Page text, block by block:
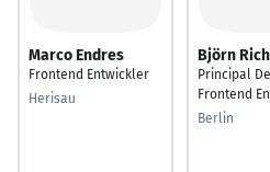
Marco Endres
Frontend Entwickler
Herisau
Björn
Principal
Frontend
Berlin